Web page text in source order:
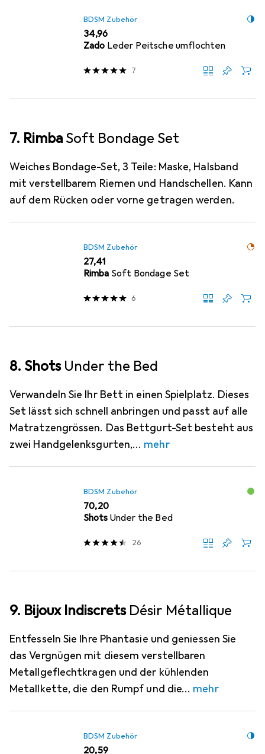
BDSM Zubehör
EUR
34,96
Zado Leder Peitsche umflochten
7
7. Rimba Soft Bondage Set
Weiches Bondage-Set, 3 Teile: Maske, Halsband
mit verstellbarem Riemen und Handschellen. Kann
auf dem Rücken oder vorne getragen werden.
BDSM Zubehör
EUR
27,41
Rimba Soft Bondage Set
6
8. ShotsUnder the Bed
Verwandeln Sie Ihr Bett in einen Spielplatz. Dieses
Set lässt sich schnell anbringen und passt auf alle
Matratzengrössen. Das Bettgurt-Set besteht aus
zwei Handgelenksgurten,
mehr
BDSM Zubehör
EUR
70,20
Shots Under the Bed
26
9. Bijoux IndiscretsDésir Métallique
Entfesseln Sie Ihre Phantasie und geniessen Sie
das Vergnügen mit diesem verstellbaren
Metallgeflechtkragen und der kühlenden
Metallkette, die den Rumpf und die
mehr
BDSM Zubehör
EUR
20,59